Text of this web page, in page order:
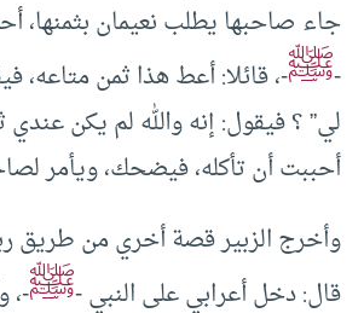
جاء صاحبها يطلب نعيمان بثمنها،
-ﷺ-، قائلا: أعط هذا ثمن متاعه،
لي” ؟ فيقول: إنه والله لم يكن عندي
أحببت أن تأكله، فيضحك، ويأمر
وأخرج الزبير قصة أخري من طريق
قال: دخل أعرابي على النبي -ﷺ-،